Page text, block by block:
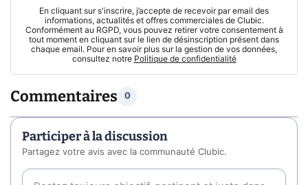
En cliquant sur s'inscrire, j’accepte de recevoir par email des
informations, actualités et offres commerciales de Clubic.
Conformément au RGPD, vous pouvez retirer votre consentement à
tout moment en cliquant sur le lien de désinscription présent dans
chaque email. Pour en savoir plus sur la gestion de vos données,
consultez notre Politique de confidentialité
Commentaires 0
Participer à la discussion
Partagez votre avis avec la communauté Clubic.